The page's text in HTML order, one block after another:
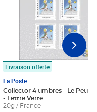
Livraison offerte
La Poste
Collector 4 timbres - Le Petit
- Lettre Verte
20g / France